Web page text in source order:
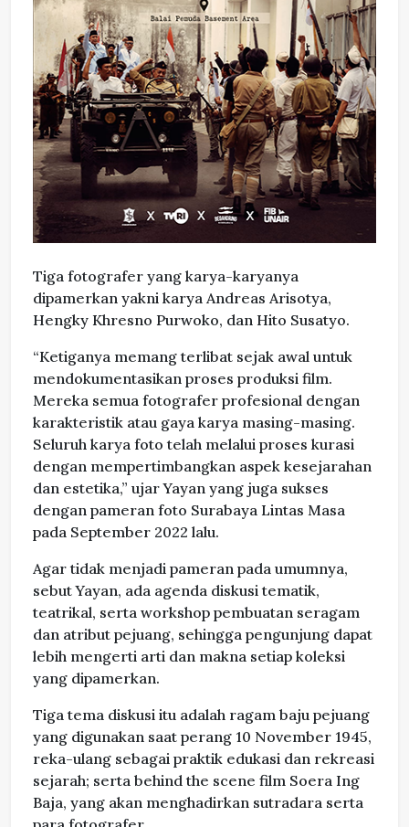
Tiga fotografer yang karya-karyanya
dipamerkan yakni karya Andreas Arisotya,
Hengky Khresno Purwoko, dan Hito Susatyo.
“Ketiganya memang terlibat sejak awal untuk
mendokumentasikan proses produksi film.
Mereka semua fotografer profesional dengan
karakteristik atau gaya karya masing-masing.
Seluruh karya foto telah melalui proses kurasi
dengan mempertimbangkan aspek kesejarahan
dan estetika,” ujar Yayan yang juga sukses
dengan pameran foto Surabaya Lintas Masa
pada September 2022 lalu.
Agar tidak menjadi pameran pada umumnya,
sebut Yayan, ada agenda diskusi tematik,
teatrikal, serta workshop pembuatan seragam
dan atribut pejuang, sehingga pengunjung dapat
lebih mengerti arti dan makna setiap koleksi
yang dipamerkan.
Tiga tema diskusi itu adalah ragam baju pejuang
yang digunakan saat perang 10 November 1945,
reka-ulang sebagai praktik edukasi dan rekreasi
sejarah; serta behind the scene film Soera Ing
Baja, yang akan menghadirkan sutradara serta